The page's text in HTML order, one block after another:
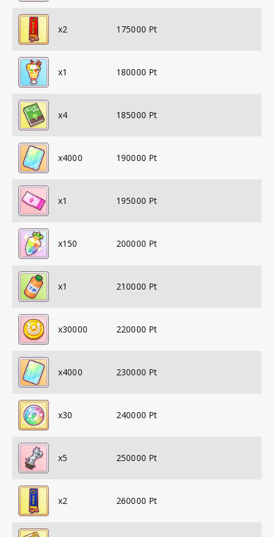
x2 175000 Pt
x1 180000 Pt
x4 185000 Pt
x4000 190000 Pt
x1 195000 Pt
x150 200000 Pt
x1 210000 Pt
x30000 220000 Pt
x4000 230000 Pt
x30 240000 Pt
x5 250000 Pt
x2 260000 Pt